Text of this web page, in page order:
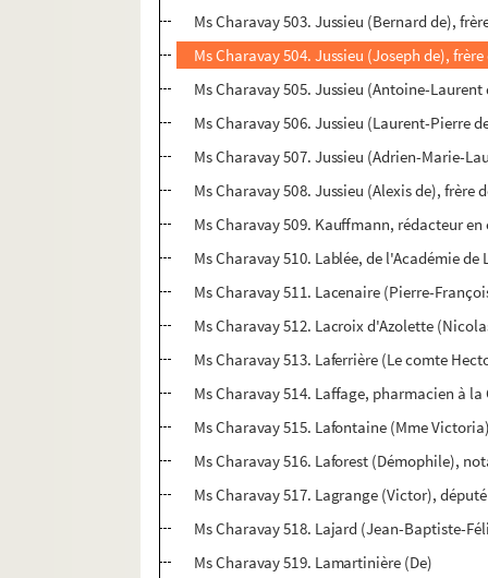
Ms Charavay 503. Jussieu (Bernard de),
Ms Charavay 504. Jussieu (Joseph de),
Ms Charavay 505. Jussieu (Antoine-
Ms Charavay 506. Jussieu (Laurent-Pierre
Ms Charavay 507. Jussieu (Adrien-Marie-
Ms Charavay 508. Jussieu (Alexis de),
Ms Charavay 509. Kauffmann, rédacteur
Ms Charavay 510. Lablée, de l'Académie
Ms Charavay 511. Lacenaire (Pierre-
Ms Charavay 512. Lacroix d'Azolette
Ms Charavay 513. Laferrière (Le comte
Ms Charavay 514. Laffage, pharmacien à la
Ms Charavay 515. Lafontaine (Mme
Ms Charavay 516. Laforest (Démophile),
Ms Charavay 517. Lagrange (Victor),
Ms Charavay 518. Lajard (Jean-Baptiste-
Ms Charavay 519. Lamartinière (De)